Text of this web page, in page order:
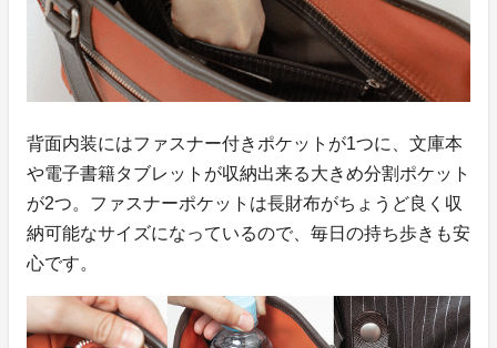
背面内装にはファスナー付きポケットが1つに、文庫本
や電子書籍タブレットが収納出来る大きめ分割ポケット
が2つ。ファスナーポケットは長財布がちょうど良く収
納可能なサイズになっているので、毎日の持ち歩きも安
心です。